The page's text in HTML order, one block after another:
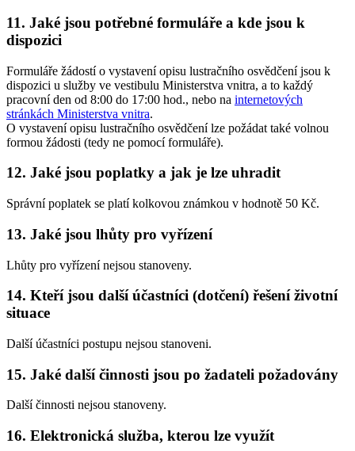
11. Jaké jsou potřebné formuláře a kde jsou k
dispozici
Formuláře žádostí o vystavení opisu lustračního osvědčení jsou k
dispozici u služby ve vestibulu Ministerstva vnitra, a to každý
pracovní den od 8:00 do 17:00 hod., nebo na internetových
stránkách Ministerstva vnitra.
O vystavení opisu lustračního osvědčení lze požádat také volnou
formou žádosti (tedy ne pomocí formuláře).
12. Jaké jsou poplatky a jak je lze uhradit
Správní poplatek se platí kolkovou známkou v hodnotě 50 Kč.
13. Jaké jsou lhůty pro vyřízení
Lhůty pro vyřízení nejsou stanoveny.
14. Kteří jsou další účastníci (dotčení) řešení životní
situace
Další účastníci postupu nejsou stanoveni.
15. Jaké další činnosti jsou po žadateli požadovány
Další činnosti nejsou stanoveny.
16. Elektronická služba, kterou lze využít